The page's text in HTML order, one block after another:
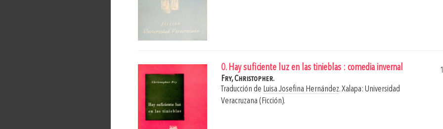
0. Hay suficiente luz en las tinieblas : comedia invernal
Fry, Christopher.
Traducción de Luisa Josefina Hernández.Xalapa: Universidad
Veracruzana (Ficción).